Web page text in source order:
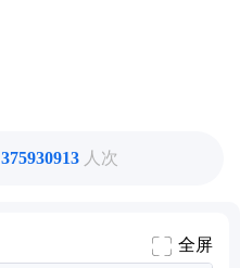
375930913 人次
全屏